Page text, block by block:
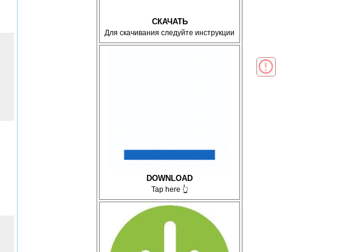
СКАЧАТЬ
Для скачивания следуйте инструкции
DOWNLOAD
Tap here 👆